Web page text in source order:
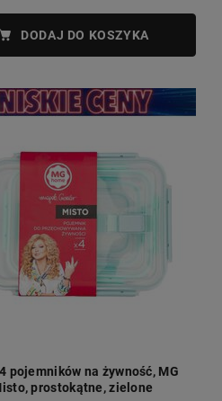
DODAJ DO KOSZYKA
pojemników na żywność, MG
prostokątne, zielone